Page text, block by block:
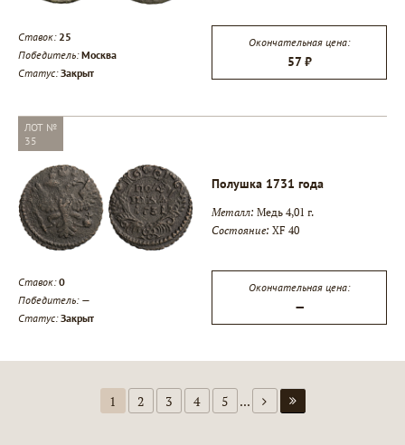
Ставок:25
Победитель: Москва
Статус:Закрыт
Окончательная цена:
57 ₽
ЛОТ №
35
Полушка 1731 года
Металл: Медь 4,01 г.
Состояние: XF 40
Ставок:0
Победитель: —
Статус:Закрыт
Окончательная цена:
—
1 2 3 4 5 ...